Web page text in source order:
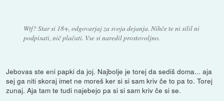
Wtf? Star si 18+, odgovarjaj za svoja dejanja. Nihče te ni silil ni
podpisati, nič plačati. Vse si naredil prostovoljno.
Jebovas ste eni papki da joj. Najbolje je torej da sediš doma... aja
sej ga niti skoraj imet ne moreš ker si si sam kriv če to pa to. Torej
zunaj. Aja tam te tudi najebejo pa si si sam kriv če si se.